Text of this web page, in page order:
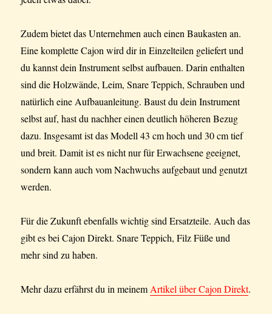
Zudem bietet das Unternehmen auch einen Baukasten an.
Eine komplette Cajon wird dir in Einzelteilen geliefert und
du kannst dein Instrument selbst aufbauen. Darin enthalten
sind die Holzwände, Leim, Snare Teppich, Schrauben und
natürlich eine Aufbauanleitung. Baust du dein Instrument
selbst auf, hast du nachher einen deutlich höheren Bezug
dazu. Insgesamt ist das Modell 43 cm hoch und 30 cm tief
und breit. Damit ist es nicht nur für Erwachsene geeignet,
sondern kann auch vom Nachwuchs aufgebaut und genutzt
werden.
Für die Zukunft ebenfalls wichtig sind Ersatzteile. Auch das
gibt es bei Cajon Direkt. Snare Teppich, Filz Füße und
mehr sind zu haben.
Mehr dazu erfährst du in meinemArtikel über Cajon Direkt.